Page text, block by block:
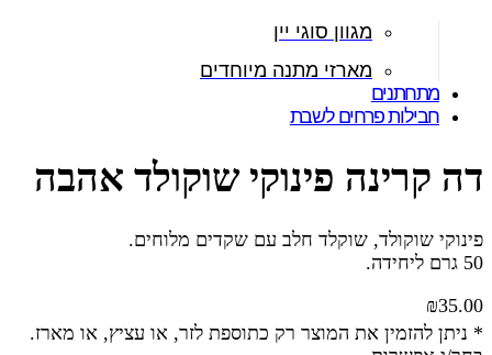
מגוון סוגי יין
מארזי מתנה מיוחדים
מתחתנים
חבילות פרחים לשבת
דה קרינה פינוקי שוקולד אהבה
פינוקי שוקולד, שוקלד חלב עם שקדים מלוחים.
50 גרם ליחידה.
₪35.00
* ניתן להזמין את המוצר רק כתוספת לזר, או עציץ, או מארז.